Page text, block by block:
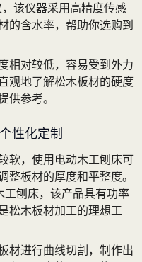
该仪器采用高精度传感
的含水率，帮助你选购到
相对较低，容易受到外力
观地了解松木板材的硬度
供参考。
性化定制
软，使用电动木工刨床可
整板材的厚度和平整度。
刨床，该产品具有功率
松木板材加工的理想工
材进行曲线切割，制作出